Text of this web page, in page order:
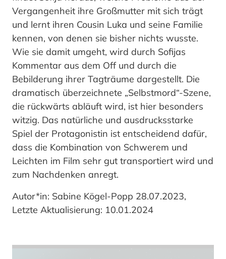
Vergangenheit ihre Großmutter mit sich trägt
und lernt ihren Cousin Luka und seine Familie
kennen, von denen sie bisher nichts wusste.
Wie sie damit umgeht, wird durch Sofijas
Kommentar aus dem Off und durch die
Bebilderung ihrer Tagträume dargestellt. Die
dramatisch überzeichnete „Selbstmord“-Szene,
die rückwärts abläuft wird, ist hier besonders
witzig. Das natürliche und ausdrucksstarke
Spiel der Protagonistin ist entscheidend dafür,
dass die Kombination von Schwerem und
Leichten im Film sehr gut transportiert wird und
zum Nachdenken anregt.
Autor*in: Sabine Kögel-Popp 28.07.2023,
Letzte Aktualisierung: 10.01.2024